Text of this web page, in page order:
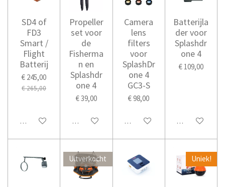
SD4 of
FD3
Smart /
Flight
Batterij
€ 245,00
€ 265,00
In winkelwagen
Propeller
set voor
de
Fisherma
n en
Splashdr
one 4
€ 39,00
In winkelwagen
Camera
lens
filters
voor
SplashDr
one 4
GC3-S
€ 98,00
Houd mij op de hoogte
Batterijla
der voor
Splashdr
one 4
€ 109,00
In winkelwagen
Uitverkocht Uniek!